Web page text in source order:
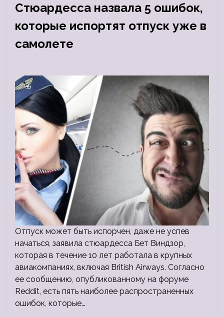
Стюардесса назвала 5 ошибок,
которые испортят отпуск уже в
самолете
Отпуск может быть испорчен, даже не успев
начаться, заявила стюардесса Бет Виндзор,
которая в течение 10 лет работала в крупных
авиакомпаниях, включая British Airways. Согласно
ее сообщению, опубликованному на форуме
Reddit, есть пять наиболее распространенных
ошибок, которые…